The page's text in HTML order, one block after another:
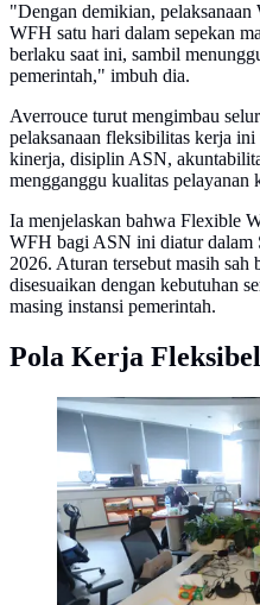
"Dengan demikian,
WFH satu hari dalam sepekan
berlaku saat ini, sambil
pemerintah," imbuh dia.
Averrouce turut mengimbau
pelaksanaan fleksibilitas kerja ini
kinerja, disiplin ASN,
mengganggu kualitas pelayanan
Ia menjelaskan bahwa Flexible
WFH bagi ASN ini diatur
2026. Aturan tersebut masih sah
disesuaikan dengan kebutuhan
masing instansi pemerintah.
Pola Kerja Fleksibel
Kebijakan ini membuat
Jakarta tampak lengang
foto, suasana salah satu
saat hari pertama
Home (WFH) bagi
Jumat (10/4/2026).